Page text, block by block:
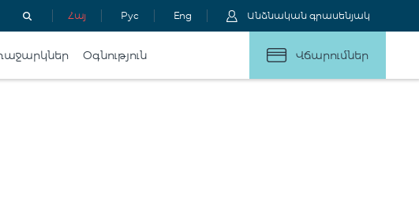
Հայ Рус Eng Անձնական գրասենյակ
Օգնություն Վճարումներ